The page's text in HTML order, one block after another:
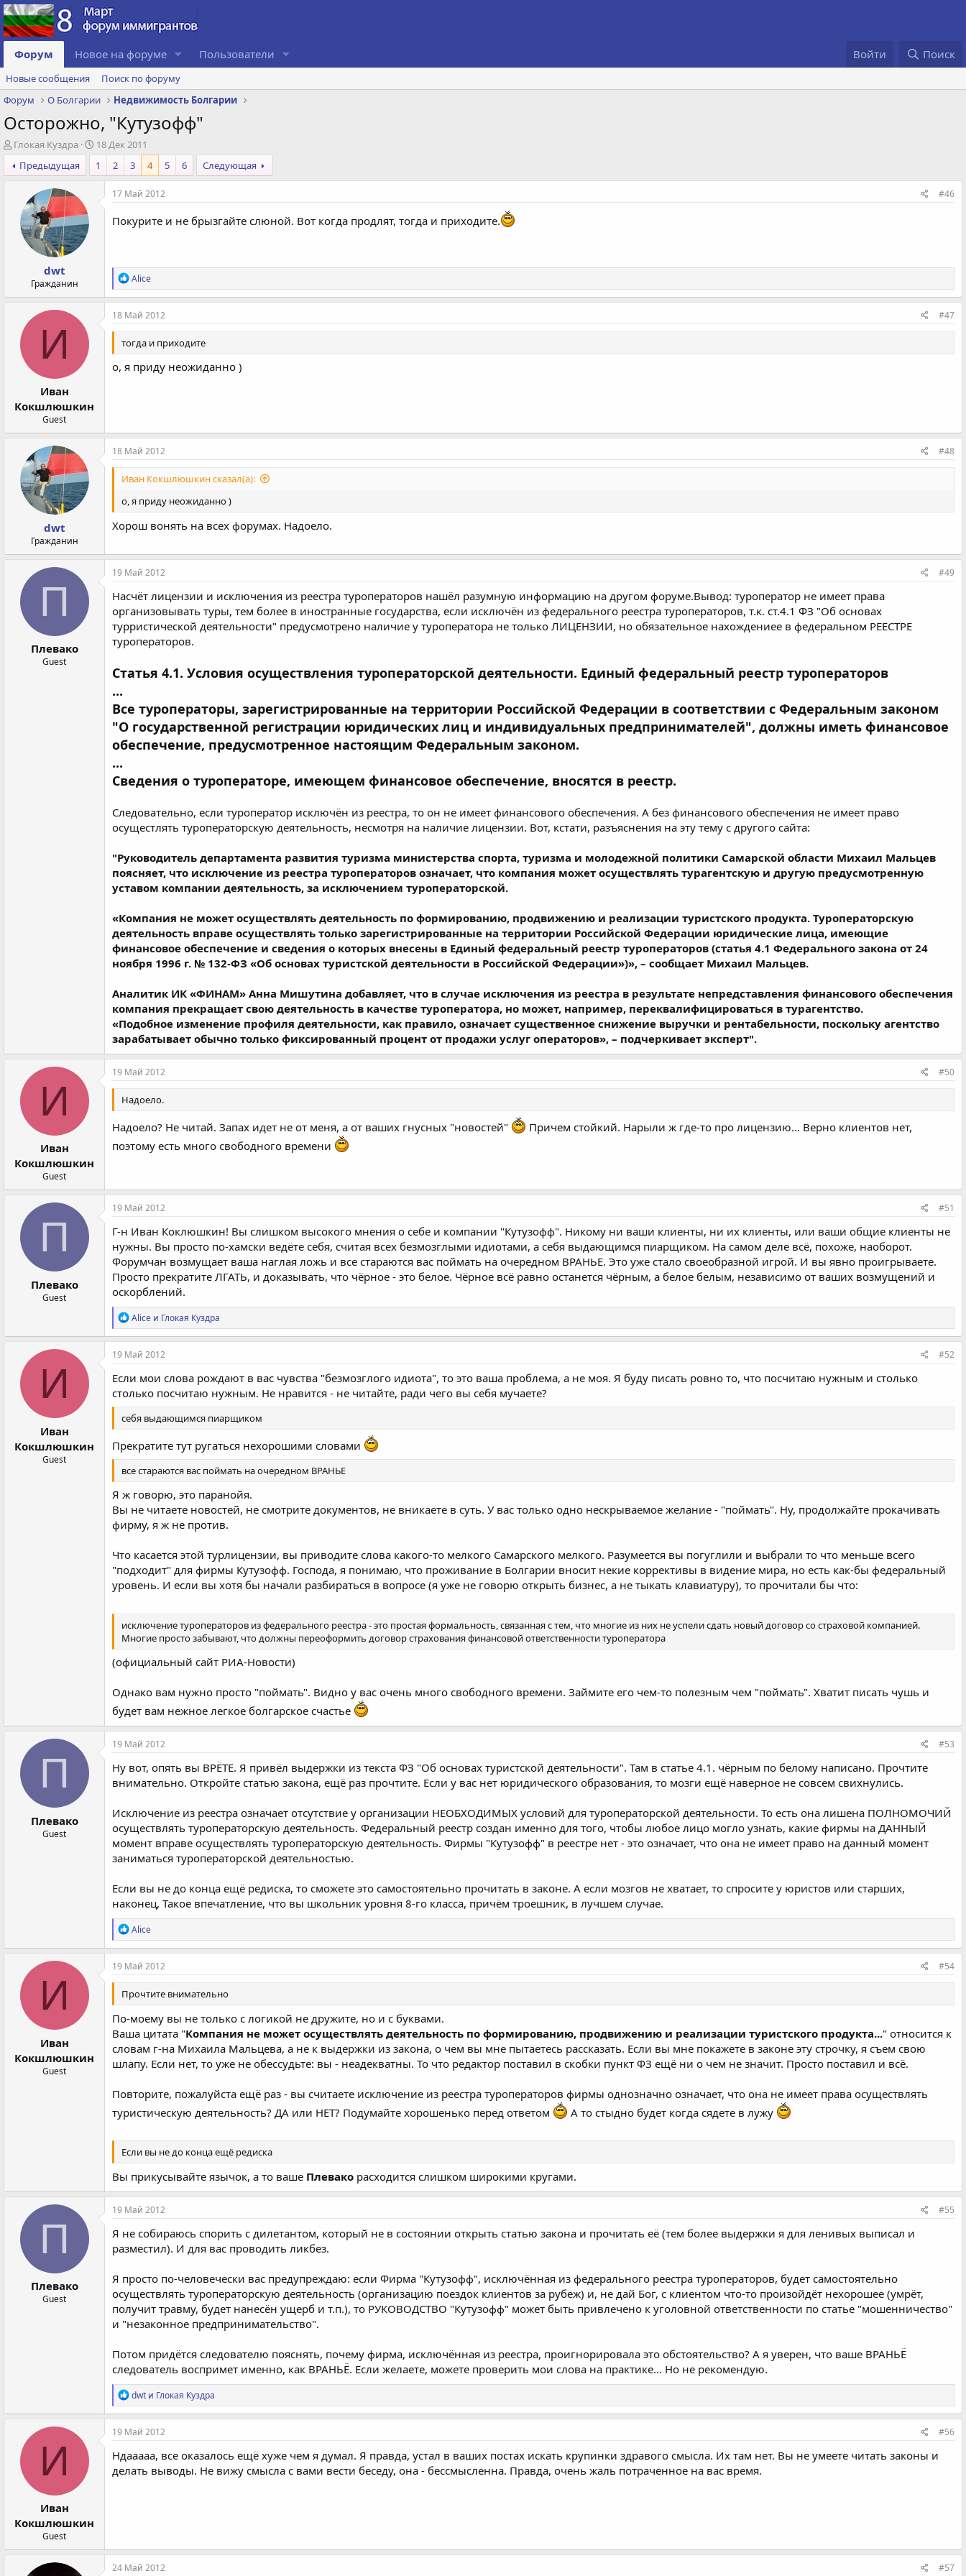
Форум Новое на форуме Пользователи Войти Поиск
Новые сообщения
Поиск по форуму
Форум
О Болгарии Недвижимость Болгарии
Осторожно, "Кутузофф"
А
в
т
Глокая Куздра
Д
а
т
18 Дек 2011
Предыдущая
1 2 3 4 5 6 Следующая
dwt
Гражданин
17 Май 2012 #46
Покурите и не брызгайте слюной. Вот когда продлят, тогда и приходите.
Р
е
а
к
и
Alice
И
Иван
Кокшлюшкин
Guest
18 Май 2012 #47
тогда и приходите
о, я приду неожиданно )
dwt
Гражданин
18 Май 2012 #48
Иван Кокшлюшкин сказал(а):
о, я приду неожиданно )
Хорош вонять на всех форумах. Надоело.
П
Плевако
Guest
19 Май 2012 #49
Насчёт лицензии и исключения из реестра туроператоров нашёл разумную информацию на другом форуме.Вывод: туроператор не имеет права
организовывать туры, тем более в иностранные государства, если исключён из федерального реестра туроператоров, т.к. ст.4.1 ФЗ "Об основах
турристической деятельности" предусмотрено наличие у туроператора не только ЛИЦЕНЗИИ, но обязательное нахождениее в федеральном РЕЕСТРЕ
туроператоров.
Статья 4.1. Условия осуществления туроператорской деятельности. Единый федеральный реестр туроператоров
...
Все туроператоры, зарегистрированные на территории Российской Федерации в соответствии с Федеральным законом
"О государственной регистрации юридических лиц и индивидуальных предпринимателей", должны иметь финансовое
обеспечение, предусмотренное настоящим Федеральным законом.
...
Сведения о туроператоре, имеющем финансовое обеспечение, вносятся в реестр.
Следовательно, если туроператор исключён из реестра, то он не имеет финансового обеспечения. А без финансового обеспечения не имеет право
осущестлять туроператорскую деятельность, несмотря на наличие лицензии. Вот, кстати, разъяснения на эту тему с другого сайта:
"Руководитель департамента развития туризма министерства спорта, туризма и молодежной политики Самарской области Михаил Мальцев
поясняет, что исключение из реестра туроператоров означает, что компания может осуществлять турагентскую и другую предусмотренную
уставом компании деятельность, за исключением туроператорской.
«Компания не может осуществлять деятельность по формированию, продвижению и реализации туристского продукта. Туроператорскую
деятельность вправе осуществлять только зарегистрированные на территории Российской Федерации юридические лица, имеющие
финансовое обеспечение и сведения о которых внесены в Единый федеральный реестр туроператоров (статья 4.1 Федерального закона от 24
ноября 1996 г. № 132-ФЗ «Об основах туристской деятельности в Российской Федерации»)», – сообщает Михаил Мальцев.
Аналитик ИК «ФИНАМ» Анна Мишутина добавляет, что в случае исключения из реестра в результате непредставления финансового обеспечения
компания прекращает свою деятельность в качестве туроператора, но может, например, переквалифицироваться в турагентство.
«Подобное изменение профиля деятельности, как правило, означает существенное снижение выручки и рентабельности, поскольку агентство
зарабатывает обычно только фиксированный процент от продажи услуг операторов», – подчеркивает эксперт".
И
Иван
Кокшлюшкин
Guest
19 Май 2012 #50
Надоело.
Надоело? Не читай. Запах идет не от меня, а от ваших гнусных "новостей"
Причем стойкий. Нарыли ж где-то про лицензию... Верно клиентов нет,
поэтому есть много свободного времени
П
Плевако
Guest
19 Май 2012 #51
Г-н Иван Коклюшкин! Вы слишком высокого мнения о себе и компании "Кутузофф". Никому ни ваши клиенты, ни их клиенты, или ваши общие клиенты не
нужны. Вы просто по-хамски ведёте себя, считая всех безмозглыми идиотами, а себя выдающимся пиарщиком. На самом деле всё, похоже, наоборот.
Форумчан возмущает ваша наглая ложь и все стараются вас поймать на очередном ВРАНЬЕ. Это уже стало своеобразной игрой. И вы явно проигрываете.
Просто прекратите ЛГАТЬ, и доказывать, что чёрное - это белое. Чёрное всё равно останется чёрным, а белое белым, независимо от ваших возмущений и
оскорблений.
Р
е
а
к
и
и
:
Alice и Глокая Куздра
И
Иван
Кокшлюшкин
Guest
19 Май 2012 #52
Если мои слова рождают в вас чувства "безмозглого идиота", то это ваша проблема, а не моя. Я буду писать ровно то, что посчитаю нужным и столько
столько посчитаю нужным. Не нравится - не читайте, ради чего вы себя мучаете?
себя выдающимся пиарщиком
Прекратите тут ругаться нехорошими словами
все стараются вас поймать на очередном ВРАНЬЕ
Я ж говорю, это паранойя.
Вы не читаете новостей, не смотрите документов, не вникаете в суть. У вас только одно нескрываемое желание - "поймать". Ну, продолжайте прокачивать
фирму, я ж не против.
Что касается этой турлицензии, вы приводите слова какого-то мелкого Самарского мелкого. Разумеется вы погуглили и выбрали то что меньше всего
"подходит" для фирмы Кутузофф. Господа, я понимаю, что проживание в Болгарии вносит некие коррективы в видение мира, но есть как-бы федеральный
уровень. И если вы хотя бы начали разбираться в вопросе (я уже не говорю открыть бизнес, а не тыкать клавиатуру), то прочитали бы что:
исключение туроператоров из федерального реестра - это простая формальность, связанная с тем, что многие из них не успели сдать новый договор со страховой компанией.
Многие просто забывают, что должны переоформить договор страхования финансовой ответственности туроператора
(официальный сайт РИА-Новости)
Однако вам нужно просто "поймать". Видно у вас очень много свободного времени. Займите его чем-то полезным чем "поймать". Хватит писать чушь и
будет вам нежное легкое болгарское счастье
П
Плевако
Guest
19 Май 2012 #53
Ну вот, опять вы ВРЁТЕ. Я привёл выдержки из текста ФЗ "Об основах туристской деятельности". Там в статье 4.1. чёрным по белому написано. Прочтите
внимательно. Откройте статью закона, ещё раз прочтите. Если у вас нет юридического образования, то мозги ещё наверное не совсем свихнулись.
Исключение из реестра означает отсутствие у организации НЕОБХОДИМЫХ условий для туроператорской деятельности. То есть она лишена ПОЛНОМОЧИЙ
осуществлять туроператорскую деятельность. Федеральный реестр создан именно для того, чтобы любое лицо могло узнать, какие фирмы на ДАННЫЙ
момент вправе осуществлять туроператорскую деятельность. Фирмы "Кутузофф" в реестре нет - это означает, что она не имеет право на данный момент
заниматься туроператорской деятельностью.
Если вы не до конца ещё редиска, то сможете это самостоятельно прочитать в законе. А если мозгов не хватает, то спросите у юристов или старших,
наконец, Такое впечатление, что вы школьник уровня 8-го класса, причём троешник, в лучшем случае.
Р
е
а
к
и
Alice
И
Иван
Кокшлюшкин
Guest
19 Май 2012 #54
Прочтите внимательно
По-моему вы не только с логикой не дружите, но и с буквами.
Ваша цитата "Компания не может осуществлять деятельность по формированию, продвижению и реализации туристского продукта..." относится к
словам г-на Михаила Мальцева, а не к выдержки из закона, о чем вы мне пытаетесь рассказать. Если вы мне покажете в законе эту строчку, я съем свою
шлапу. Если нет, то уже не обессудьте: вы - неадекватны. То что редактор поставил в скобки пункт ФЗ ещё ни о чем не значит. Просто поставил и всё.
Повторите, пожалуйста ещё раз - вы считаете исключение из реестра туроператоров фирмы однозначно означает, что она не имеет права осуществлять
туристическую деятельность? ДА или НЕТ? Подумайте хорошенько перед ответом
А то стыдно будет когда сядете в лужу
Если вы не до конца ещё редиска
Вы прикусывайте язычок, а то ваше Плевако расходится слишком широкими кругами.
П
Плевако
Guest
19 Май 2012 #55
Я не собираюсь спорить с дилетантом, который не в состоянии открыть статью закона и прочитать её (тем более выдержки я для ленивых выписал и
разместил). И для вас проводить ликбез.
Я просто по-человечески вас предупреждаю: если Фирма "Кутузофф", исключённая из федерального реестра туроператоров, будет самостоятельно
осуществлять туроператорскую деятельность (организацию поездок клиентов за рубеж) и, не дай Бог, с клиентом что-то произойдёт нехорошее (умрёт,
получит травму, будет нанесён ущерб и т.п.), то РУКОВОДСТВО "Кутузофф" может быть привлечено к уголовной ответственности по статье "мошенничество"
и "незаконное предпринимательство".
Потом придётся следователю пояснять, почему фирма, исключённая из реестра, проигнорировала это обстоятельство? А я уверен, что ваше ВРАНЬЁ
следователь воспримет именно, как ВРАНЬЁ. Если желаете, можете проверить мои слова на практике... Но не рекомендую.
Р
е
а
к
и
и
:
dwt и Глокая Куздра
И
Иван
Кокшлюшкин
Guest
19 Май 2012 #56
Ндааааа, все оказалось ещё хуже чем я думал. Я правда, устал в ваших постах искать крупинки здравого смысла. Их там нет. Вы не умеете читать законы и
делать выводы. Не вижу смысла с вами вести беседу, она - бессмысленна. Правда, очень жаль потраченное на вас время.
24 Май 2012 #57